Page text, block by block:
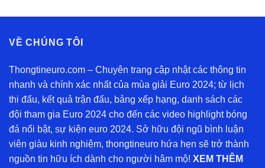
VỀ CHÚNG TÔI
Thongtineuro.com – Chuyên trang cập nhật các thông tin
nhanh và chính xác nhất của mùa giải Euro 2024; từ lịch
thi đấu, kết quả trận đấu, bảng xếp hạng, danh sách các
đội tham gia Euro 2024 cho đến các video highlight bóng
đá nổi bật, sự kiện euro 2024. Sở hữu đội ngũ bình luận
viên giàu kinh nghiệm, thongtineuro hứa hẹn sẽ trở thành
nguồn tin hữu ích dành cho người hâm mộ! XEM THÊM